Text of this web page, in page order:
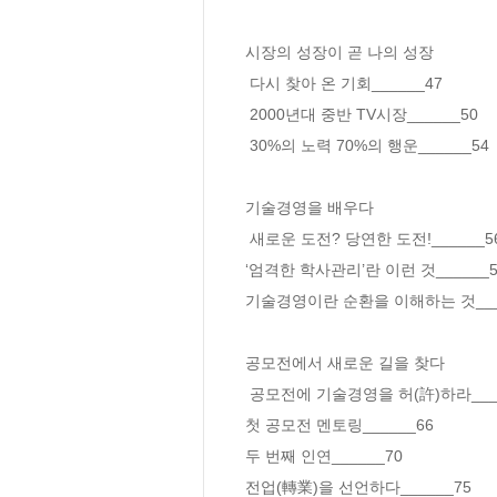
시장의 성장이 곧 나의 성장
기술경영을 배우다
‘엄격한 학사관리’란 이런 것
기술경영이란 순환을 이해하는 것
공모전에서 새로운 길을 찾다
첫 공모전 멘토링______66
두 번째 인연______70
전업(轉業)을 선언하다______75